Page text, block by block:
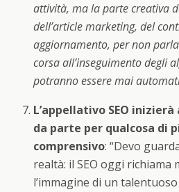
attività, ma la parte creativa
dell’article marketing, del
aggiornamento, per non
corsa all’inseguimento degli
potranno essere mai
L’appellativo SEO
da parte per qualcosa di
comprensivo: “Devo
realtà: il SEO oggi richiama
l’immagine di un